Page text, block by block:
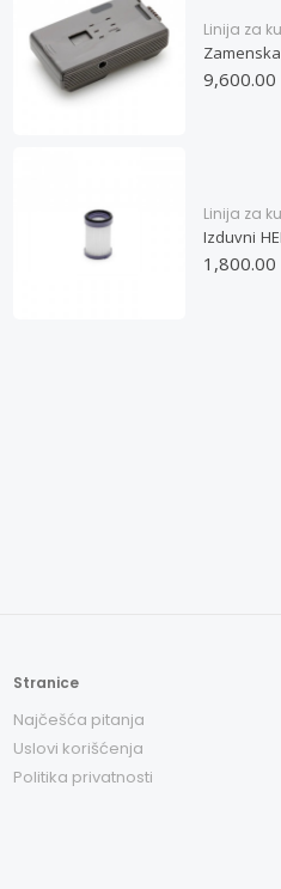
Linija za
9,600.00
Linija za
Izduvni
1,800.00
Stranice
Najčešća pitanja
Uslovi korišćenja
Politika privatnosti